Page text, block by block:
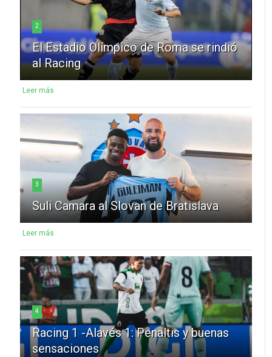
2
El Estadio Olímpico de Roma se rindió
al Racing
Leer más
3
Suli Camara al Slovan de Bratislava
Leer más
4
Racing 1 -Alavés 1: Penaltis y buenas
sensaciones